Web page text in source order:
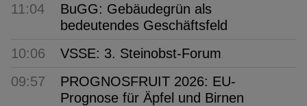
11:04
BuGG: Gebäudegrün als
bedeutendes Geschäftsfeld
10:06
VSSE: 3. Steinobst-Forum
09:57
PROGNOSFRUIT 2026: EU-
Prognose für Äpfel und Birnen